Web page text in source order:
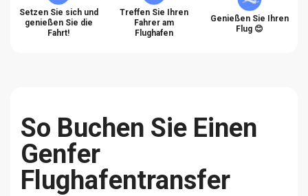
Setzen Sie sich und
genießen Sie die
Fahrt!
Treffen Sie Ihren
Fahrer am
Flughafen
Genießen Sie Ihren
Flug 😊
So Buchen Sie Einen
Genfer
Flughafentransfer